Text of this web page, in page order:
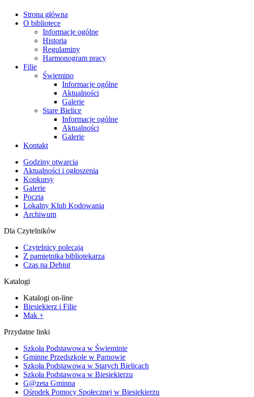
Strona główna
O bibliotece
Informacje ogólne
Historia
Regulaminy
Harmonogram pracy
Filie
Świemino
Informacje ogólne
Aktualności
Galerie
Stare Bielice
Informacje ogólne
Aktualności
Galerie
Kontakt
Godziny otwarcia
Aktualności i ogłoszenia
Konkursy
Galerie
Poczta
Lokalny Klub Kodowania
Archiwum
Dla Czytelników
Czytelnicy polecają
Z pamiętnika bibliotekarza
Czas na Debiut
Katalogi
Katalogi on-line
Biesiekierz i Filie
Mak +
Przydatne linki
Szkoła Podstawowa w Świeminie
Gminne Przedszkole w Parnowie
Szkoła Podstawowa w Starych Bielicach
Szkoła Podstawowa w Biesiekierzu
G@zeta Gminna
Ośrodek Pomocy Społecznej w Biesiekierzu